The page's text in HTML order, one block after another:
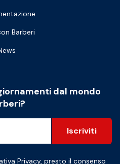
Barberi
dal mondo
Iscriviti
Privacy, presto il consenso